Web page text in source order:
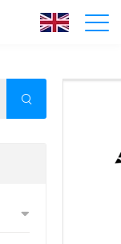
Casa/Prodotti/